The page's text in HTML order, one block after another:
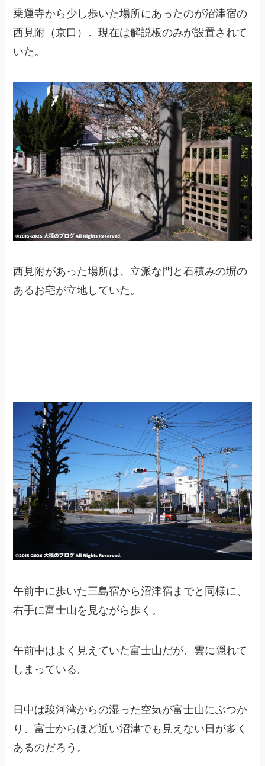
乗運寺から少し歩いた場所にあったのが沼津宿の
西見附（京口）。現在は解説板のみが設置されて
いた。
西見附があった場所は、立派な門と石積みの塀の
あるお宅が立地していた。
午前中に歩いた三島宿から沼津宿までと同様に、
右手に富士山を見ながら歩く。
午前中はよく見えていた富士山だが、雲に隠れて
しまっている。
日中は駿河湾からの湿った空気が富士山にぶつか
り、富士からほど近い沼津でも見えない日が多く
あるのだろう。